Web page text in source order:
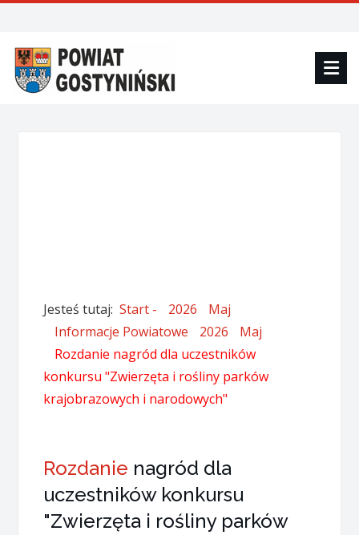
Jesteś tutaj:Start - 2026
Maj
Informacje Powiatowe
2026
Maj
Rozdanie nagród dla uczestników
konkursu "Zwierzęta i rośliny parków
krajobrazowych i narodowych"
Rozdanie nagród dla
uczestników konkursu
"Zwierzęta i rośliny parków